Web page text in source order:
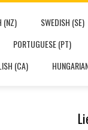
(NZ) SWEDISH (SE)
PORTUGUESE (PT)
(CA)